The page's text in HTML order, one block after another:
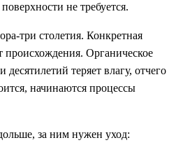
не требуется.
три столетия. Конкретная
происхождения. Органическое
теряет влагу, отчего
начинаются процессы
за ним нужен уход: